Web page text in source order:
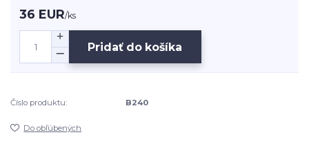
36 EUR/ks
Pridať do košíka
Číslo produktu: B240
Do obľúbených